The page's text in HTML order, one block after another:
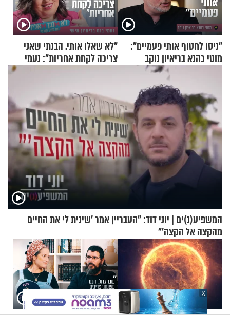
"ניסו לחטוף אותי פעמיים":
מוטי כהנא בריאיון נוקב
"לא שאלו אותי. הבנתי שאני
צריכה לקחת אחריות": נעמי
המשפיע(נ)ים | יוני דוד: "העבריין אמר 'שינית לי את החיים
מהקצה אל הקצה'"
X